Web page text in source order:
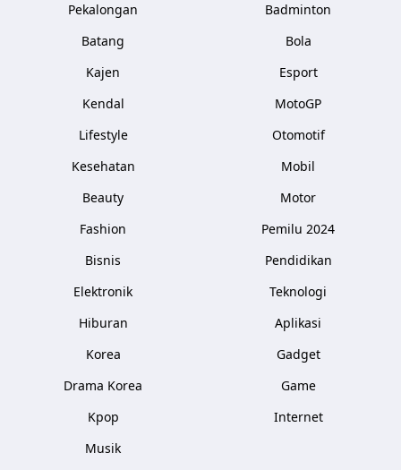
Pekalongan
Batang
Kajen
Kendal
Lifestyle
Kesehatan
Beauty
Fashion
Bisnis
Elektronik
Hiburan
Korea
Drama Korea
Kpop
Musik
Badminton
Bola
Esport
MotoGP
Otomotif
Mobil
Motor
Pemilu 2024
Pendidikan
Teknologi
Aplikasi
Gadget
Game
Internet